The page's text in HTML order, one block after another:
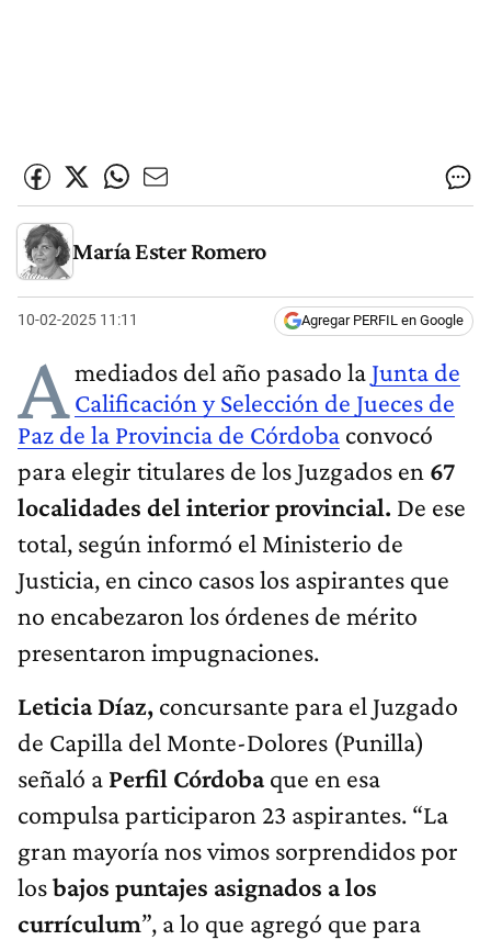
María Ester Romero
10-02-2025 11:11 Agregar PERFIL en Google
Amediados del año pasado la Junta de
Calificación y Selección de Jueces de
Paz de la Provincia de Córdoba convocó
para elegir titulares de los Juzgados en 67
localidades del interior provincial. De ese
total, según informó el Ministerio de
Justicia, en cinco casos los aspirantes que
no encabezaron los órdenes de mérito
presentaron impugnaciones.
Leticia Díaz, concursante para el Juzgado
de Capilla del Monte-Dolores (Punilla)
señaló a Perfil Córdobaque en esa
compulsa participaron 23 aspirantes. “La
gran mayoría nos vimos sorprendidos por
losbajos puntajes asignados a los
currículum”, a lo que agregó que para